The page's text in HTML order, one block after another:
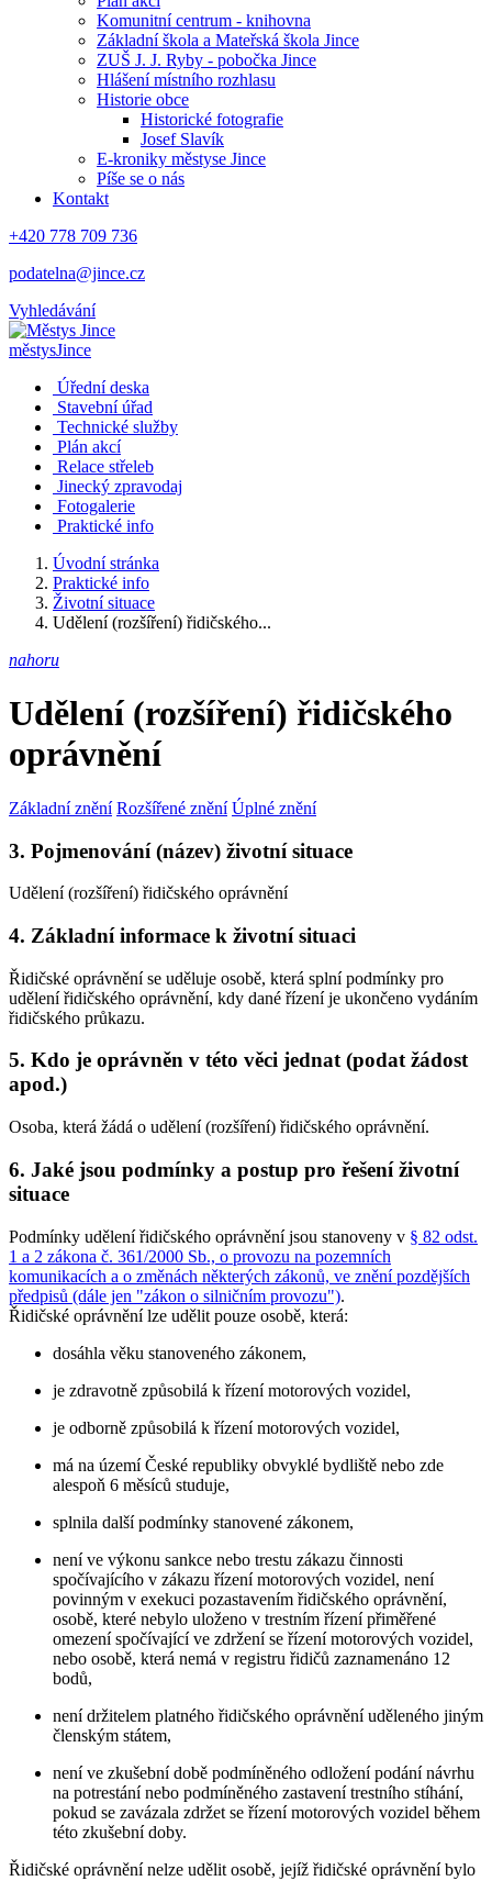
Komunitní centrum - knihovna
Základní škola a Mateřská škola Jince
ZUŠ J. J. Ryby - pobočka Jince
Hlášení místního rozhlasu
Historie obce
Historické fotografie
Josef Slavík
E-kroniky městyse Jince
Píše se o nás
Kontakt
+420 778 709 736
podatelna@jince.cz
Vyhledávání
městysJince
Úřední deska
Stavební úřad
Technické služby
Plán akcí
Relace střeleb
Jinecký zpravodaj
Fotogalerie
Praktické info
Úvodní stránka
Praktické info
Životní situace
Udělení (rozšíření) řidičského...
nahoru
Udělení (rozšíření) řidičského
oprávnění
Základní znění Rozšířené znění Úplné znění
3. Pojmenování (název) životní situace
Udělení (rozšíření) řidičského oprávnění
4. Základní informace k životní situaci
Řidičské oprávnění se uděluje osobě, která splní podmínky pro
udělení řidičského oprávnění, kdy dané řízení je ukončeno vydáním
řidičského průkazu.
5. Kdo je oprávněn v této věci jednat (podat žádost
apod.)
Osoba, která žádá o udělení (rozšíření) řidičského oprávnění.
6. Jaké jsou podmínky a postup pro řešení životní
situace
Podmínky udělení řidičského oprávnění jsou stanoveny v § 82 odst.
1 a 2 zákona č. 361/2000 Sb., o provozu na pozemních
komunikacích a o změnách některých zákonů, ve znění pozdějších
předpisů (dále jen "zákon o silničním provozu").
Řidičské oprávnění lze udělit pouze osobě, která:
dosáhla věku stanoveného zákonem,
je zdravotně způsobilá k řízení motorových vozidel,
je odborně způsobilá k řízení motorových vozidel,
má na území České republiky obvyklé bydliště nebo zde
alespoň 6 měsíců studuje,
splnila další podmínky stanovené zákonem,
není ve výkonu sankce nebo trestu zákazu činnosti
spočívajícího v zákazu řízení motorových vozidel, není
povinným v exekuci pozastavením řidičského oprávnění,
osobě, které nebylo uloženo v trestním řízení přiměřené
omezení spočívající ve zdržení se řízení motorových vozidel,
nebo osobě, která nemá v registru řidičů zaznamenáno 12
bodů,
není držitelem platného řidičského oprávnění uděleného jiným
členským státem,
není ve zkušební době podmíněného odložení podání návrhu
na potrestání nebo podmíněného zastavení trestního stíhání,
pokud se zavázala zdržet se řízení motorových vozidel během
této zkušební doby.
Řidičské oprávnění nelze udělit osobě, jejíž řidičské oprávnění bylo